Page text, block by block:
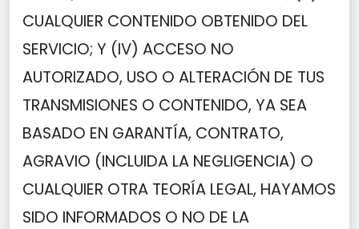
CUALQUIER CONTENIDO OBTENIDO DEL
SERVICIO; Y (IV) ACCESO NO
AUTORIZADO, USO O ALTERACIÓN DE TUS
TRANSMISIONES O CONTENIDO, YA SEA
BASADO EN GARANTÍA, CONTRATO,
AGRAVIO (INCLUIDA LA NEGLIGENCIA) O
CUALQUIER OTRA TEORÍA LEGAL, HAYAMOS
SIDO INFORMADOS O NO DE LA